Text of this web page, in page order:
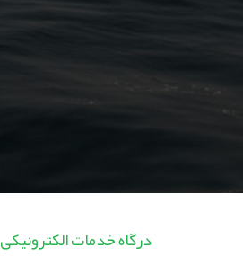
درگاه خدمات الکترونیکی